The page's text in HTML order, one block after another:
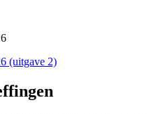
(uitgave 2)